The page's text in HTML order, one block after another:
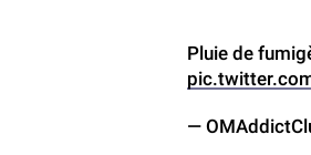
Pluie de
—